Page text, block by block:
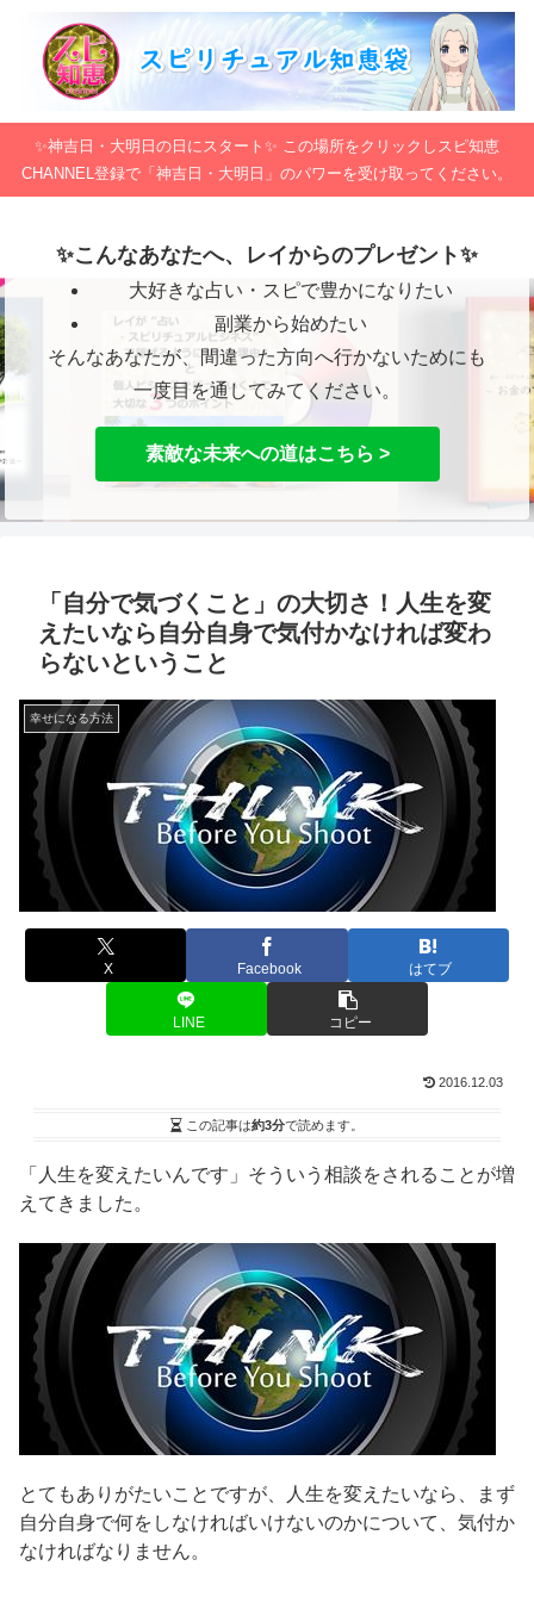
✨神吉日・大明日の日にスタート✨ この場所をクリックしスピ知恵
CHANNEL登録で「神吉日・大明日」のパワーを受け取ってください。
✨こんなあなたへ、レイからのプレゼント✨
大好きな占い・スピで豊かになりたい
副業から始めたい
そんなあなたが、間違った方向へ行かないためにも
一度目を通してみてください。
素敵な未来への道はこちら >
「自分で気づくこと」の大切さ！人生を変
えたいなら自分自身で気付かなければ変わ
らないということ
幸せになる方法
X Facebook はてブ
LINE コピー
2016.12.03
この記事は約3分で読めます。
「人生を変えたいんです」そういう相談をされることが増
えてきました。
とてもありがたいことですが、人生を変えたいなら、まず
自分自身で何をしなければいけないのかについて、気付か
なければなりません。